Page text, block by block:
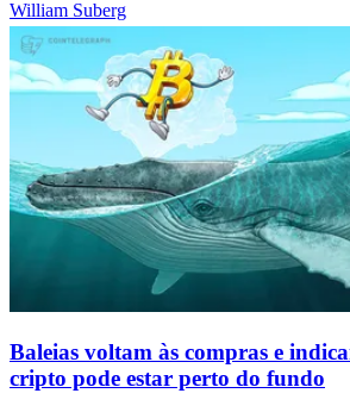
William Suberg
Baleias voltam às compras e
cripto pode estar perto do fundo